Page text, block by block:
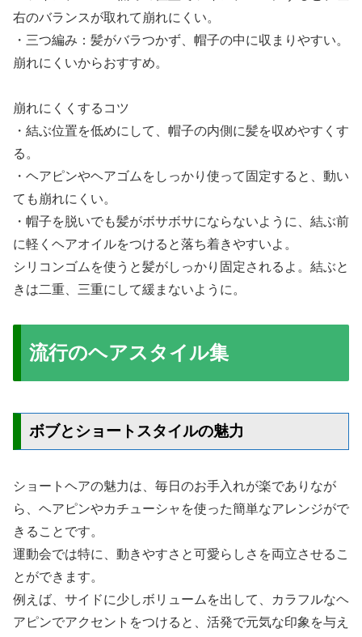
右のバランスが取れて崩れにくい。
・三つ編み：髪がバラつかず、帽子の中に収まりやすい。
崩れにくいからおすすめ。
崩れにくくするコツ
・結ぶ位置を低めにして、帽子の内側に髪を収めやすくす
る。
・ヘアピンやヘアゴムをしっかり使って固定すると、動い
ても崩れにくい。
・帽子を脱いでも髪がボサボサにならないように、結ぶ前
に軽くヘアオイルをつけると落ち着きやすいよ。
シリコンゴムを使うと髪がしっかり固定されるよ。結ぶと
きは二重、三重にして緩まないように。
流行のヘアスタイル集
ボブとショートスタイルの魅力
ショートヘアの魅力は、毎日のお手入れが楽でありなが
ら、ヘアピンやカチューシャを使った簡単なアレンジがで
きることです。
運動会では特に、動きやすさと可愛らしさを両立させるこ
とができます。
例えば、サイドに少しボリュームを出して、カラフルなヘ
アピンでアクセントをつけると、活発で元気な印象を与え